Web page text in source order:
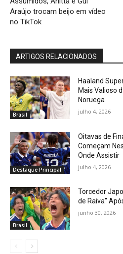
Araújo trocam beijo em vídeo
no TikTok
ARTIGOS RELACIONADOS
Brasil
Haaland
Mais Valioso
Noruega
julho 4, 2026
Destaque Principal
Oitavas de
Começam
Onde Assistir
julho 4, 2026
Brasil
Torcedor
de Raiva”
junho 30, 2026